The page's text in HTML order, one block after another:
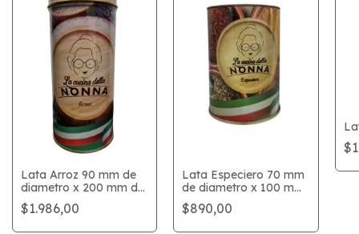
Lata Arroz 90 mm de
diametro x 200 mm de
alto
$1.986,00
Lata Especiero 70 mm
de diametro x 100 mm
de alto
$890,00